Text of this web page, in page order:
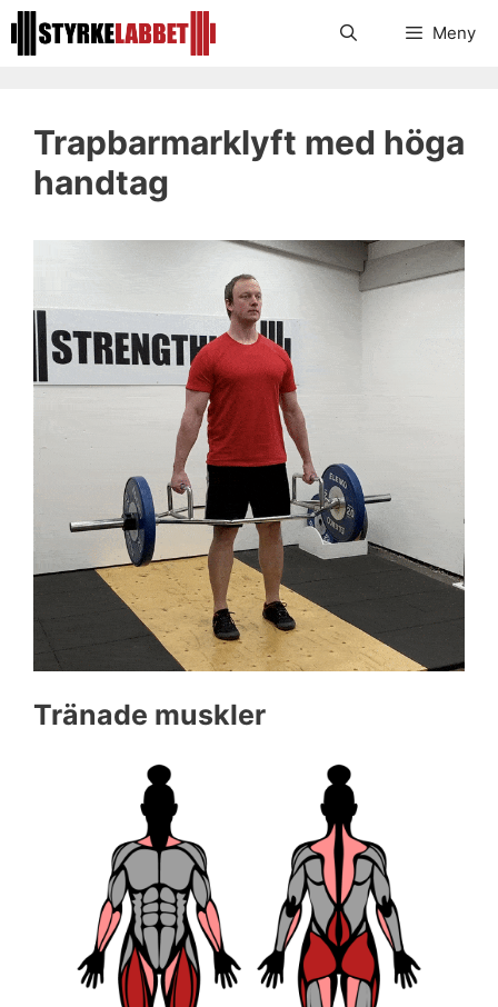
Hoppa
till
Meny
Trapbarmarklyft med höga
handtag
Tränade muskler